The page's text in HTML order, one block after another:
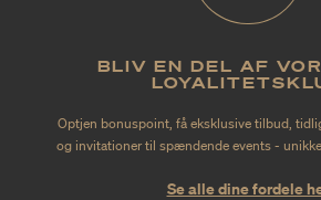
BLIV EN DEL AF
Optjen bonuspoint, få eksklusive tilbud,
og invitationer til spændende events -
Se alle dine fordele